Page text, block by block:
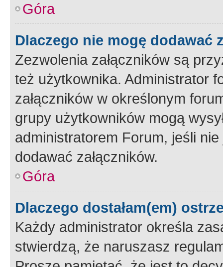
Góra
Dlaczego nie mogę dodawać
Zezwolenia załączników są
też użytkownika. Administrator
załączników w określonym
grupy użytkowników mogą
administratorem Forum, jeśli
dodawać załączników.
Góra
Dlaczego dostałam(em)
Każdy administrator określa
stwierdzą, że naruszasz